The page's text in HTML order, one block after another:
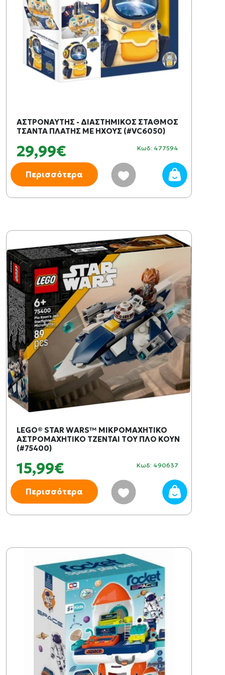
ΑΣΤΡΟΝΑΥΤΗΣ - ΔΙΑΣΤΗΜΙΚΟΣ ΣΤΑΘΜΟΣ
ΤΣΑΝΤΑ ΠΛΑΤΗΣ ΜΕ ΗΧΟΥΣ (#VC6050)
29,99€ Κωδ: 477594
Περισσότερα
LEGO® STAR WARS™ ΜΙΚΡΟΜΑΧΗΤΙΚΟ
ΑΣΤΡΟΜΑΧΗΤΙΚΟ ΤΖΕΝΤΑΙ ΤΟΥ ΠΛΟ ΚΟΥΝ
(#75400)
15,99€ Κωδ: 490637
Περισσότερα